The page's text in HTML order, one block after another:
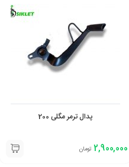
پدال ترمر مگلی 200
2,900,000 تومان